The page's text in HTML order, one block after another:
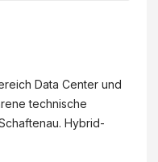
Data Center und
technische
Hybrid-